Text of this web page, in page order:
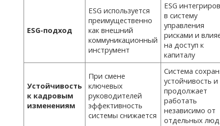
ESG-подход
ESG используется
преимущественно
как внешний
коммуникационный
инструмент
ESG
в систему
управления
рисками и
на доступ к
капиталу
Устойчивость
к кадровым
изменениям
При смене
ключевых
руководителей
эффективность
системы снижается
Система
устойчивость и
продолжает
работать
независимо от
отдельных